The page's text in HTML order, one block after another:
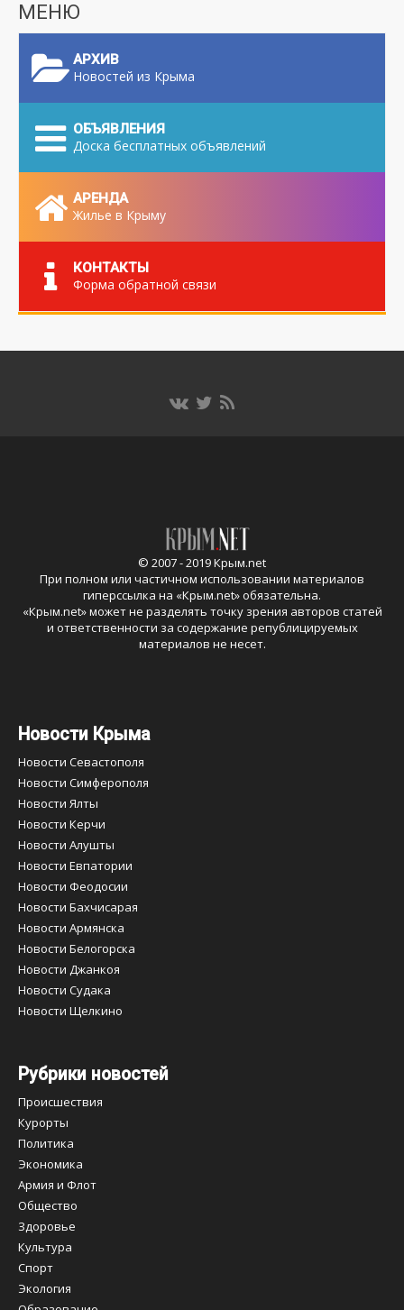
МЕНЮ
АРХИВ
Новостей из Крыма
ОБЪЯВЛЕНИЯ
Доска бесплатных объявлений
АРЕНДА
Жилье в Крыму
КОНТАКТЫ
Форма обратной связи
© 2007 - 2019 Крым.net
При полном или частичном использовании материалов
гиперссылка на «Крым.net» обязательна.
«Крым.net» может не разделять точку зрения авторов статей
и ответственности за содержание републицируемых
материалов не несет.
Новости Крыма
Новости Севастополя
Новости Симферополя
Новости Ялты
Новости Керчи
Новости Алушты
Новости Евпатории
Новости Феодосии
Новости Бахчисарая
Новости Армянска
Новости Белогорска
Новости Джанкоя
Новости Судака
Новости Щелкино
Рубрики новостей
Происшествия
Курорты
Политика
Экономика
Армия и Флот
Общество
Здоровье
Культура
Спорт
Экология